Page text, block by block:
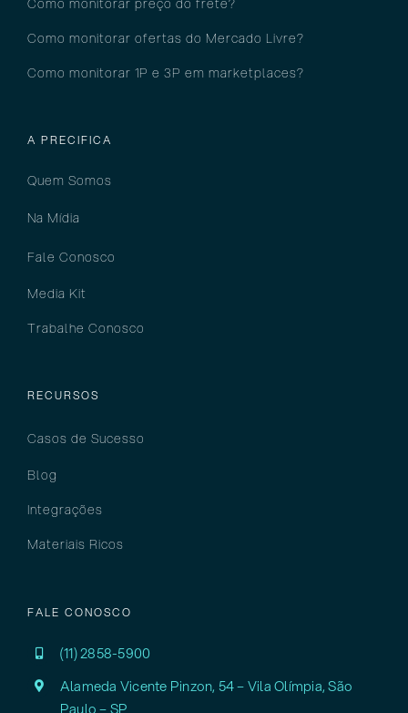
Como monitorar preço do frete?
Como monitorar ofertas do Mercado Livre?
Como monitorar 1P e 3P em marketplaces?
A PRECIFICA
Quem Somos
Na Mídia
Fale Conosco
Media Kit
Trabalhe Conosco
RECURSOS
Casos de Sucesso
Blog
Integrações
Materiais Ricos
FALE CONOSCO
(11) 2858-5900
Alameda Vicente Pinzon, 54 – Vila Olímpia,São
Paulo – SP